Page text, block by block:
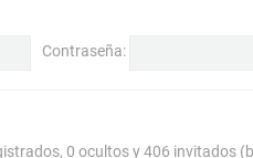
Contraseña:
0 ocultos y 406 invitados